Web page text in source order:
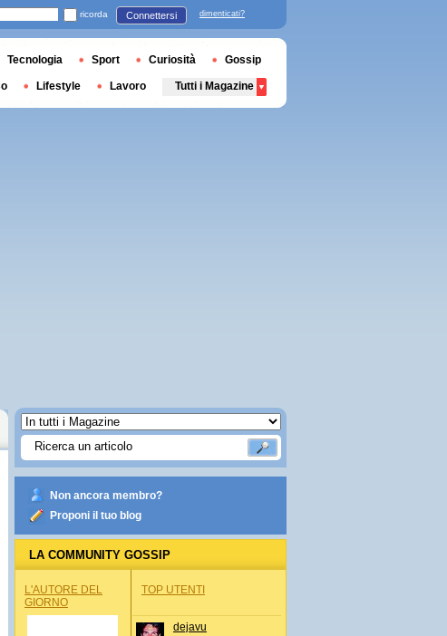
Non ancora membro?
Proponi il tuo blog
LA COMMUNITY GOSSIP
L'AUTORE DEL
GIORNO
TOP UTENTI
dejavu
ricorda Connettersi dimenticati?
Tecnologia Sport Curiosità Gossip
Lifestyle Lavoro Tutti i Magazine